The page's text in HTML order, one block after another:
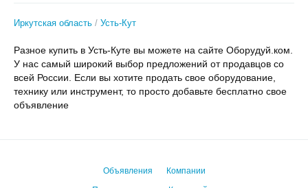
Иркутская область Усть-Кут
Разное купить в Усть-Куте вы можете на сайте Оборудуй.ком.
У нас самый широкий выбор предложений от продавцов со
всей России. Если вы хотите продать свое оборудование,
технику или инструмент, то просто добавьте бесплатно свое
объявление
Объявления
Компании